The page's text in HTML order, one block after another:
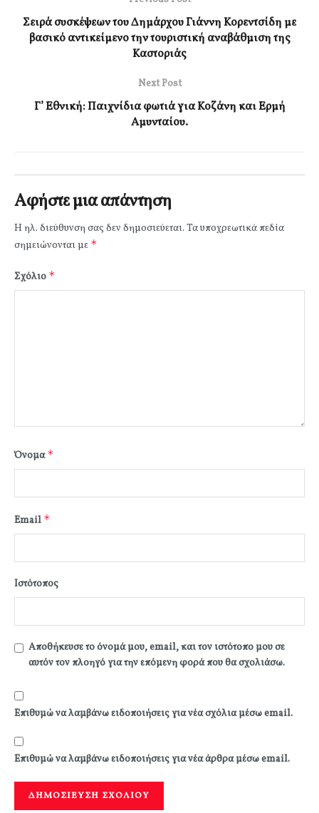
Σειρά συσκέψεων του Δημάρχου Γιάννη Κορεντσίδη με
βασικό αντικείμενο την τουριστική αναβάθμιση της
Καστοριάς
Next Post
Γ’ Εθνική: Παιχνίδια φωτιά για Κοζάνη και Ερμή
Αμυνταίου.
Αφήστε μια απάντηση
Η ηλ. διεύθυνση σας δεν δημοσιεύεται. Τα υποχρεωτικά πεδία
σημειώνονται με *
Σχόλιο *
Όνομα*
Email *
Ιστότοπος
Αποθήκευσε το όνομά μου, email, και τον ιστότοπο μου σε
αυτόν τον πλοηγό για την επόμενη φορά που θα σχολιάσω.
Επιθυμώ να λαμβάνω ειδοποιήσεις για νέα σχόλια μέσω email.
Επιθυμώ να λαμβάνω ειδοποιήσεις για νέα άρθρα μέσω email.